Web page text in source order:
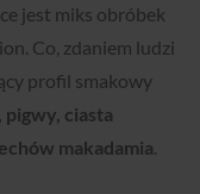
jest miks obróbek
Co, zdaniem ludzi
profil smakowy
ciasta
makadamia